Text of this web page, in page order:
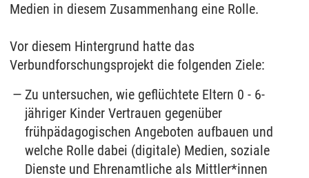
Medien in diesem Zusammenhang eine Rolle.
Vor diesem Hintergrund hatte das
Verbundforschungsprojekt die folgenden Ziele:
Zu untersuchen, wie geflüchtete Eltern 0 - 6-
jähriger Kinder Vertrauen gegenüber
frühpädagogischen Angeboten aufbauen und
welche Rolle dabei (digitale) Medien, soziale
Dienste und Ehrenamtliche als Mittler*innen